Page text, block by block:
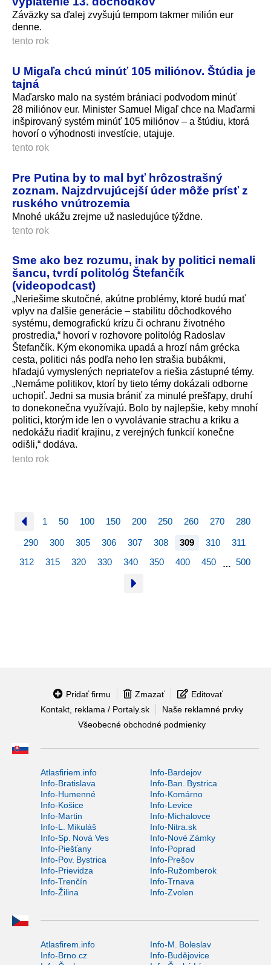
Záväzky sa ďalej zvyšujú tempom takmer milión eur
denne.
tento rok
U Migaľa chcú minúť 105 miliónov. Štúdia je
tajná
Maďarsko malo na systém brániaci podvodom minúť
28 miliónov eur. Minister Samuel Migaľ chce na Maďarmi
inšpirovaný systém minúť 105 miliónov – a štúdiu, ktorá
hovorí o výhodnosti investície, utajuje.
tento rok
Pre Putina by to mal byť hrôzostrašný
zoznam. Najzdrvujúcejší úder môže prísť z
ruského vnútrozemia
Mnohé ukážu zrejme už nasledujúce týždne.
tento rok
Sme ako bez rozumu, inak by politici nemali
šancu, tvrdí politológ Štefančík
(videopodcast)
„Neriešime skutočné, akútne problémy, ktoré budú mať
vplyv na ďalšie generácie – stabilitu dôchodkového
systému, demografickú krízu či ochranu životného
prostredia,“ hovorí v rozhovore politológ Radoslav
Štefančík. Kým ekonomika upadá a hrozí nám grécka
cesta, politici nás podľa neho len strašia bubákmi,
hľadajú vymyslených nepriateľov a riešia zástupné témy.
„Nemáme politikov, ktorí by tieto témy dokázali odborne
uchopiť. Jedni sa musia brániť za minulé prešľapy, druhí
to donekonečna využívajú. Bolo by najlepšie, keby mnohí
politici, ktorým ide len o vyvolávanie strachu a kriku a
nedokážu riadiť krajinu, z verejných funkcií konečne
odišli,“ dodáva.
tento rok
1 50 100 150 200 250 260 270 280
290 300 305 306 307 308 309 310
311
312
315 320 330 340 350 400 450 … 500
Pridať firmu Zmazať
Editovať
Kontakt, reklama / Portaly.sk
Naše reklamné prvky
Všeobecné obchodné podmienky
Atlasfiriem.info
Info-Bardejov
Info-Bratislava
Info-Ban. Bystrica
Info-Humenné
Info-Komárno
Info-Košice
Info-Levice
Info-Martin
Info-Michalovce
Info-L. Mikuláš
Info-Nitra.sk
Info-Sp. Nová Ves
Info-Nové Zámky
Info-Piešťany
Info-Poprad
Info-Pov. Bystrica
Info-Prešov
Info-Prievidza
Info-Ružomberok
Info-Trenčín
Info-Trnava
Info-Žilina
Info-Zvolen
Atlasfirem.info
Info-M. Boleslav
Info-Brno.cz
Info-Budějovice